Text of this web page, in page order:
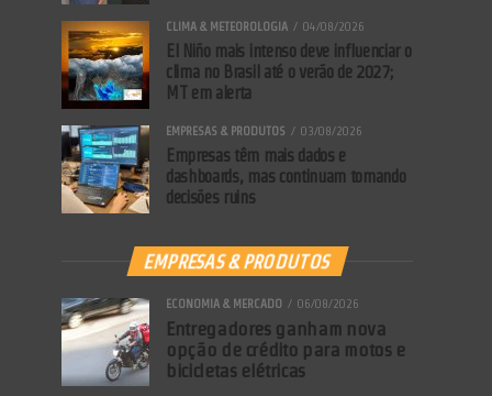
CLIMA & METEOROLOGIA 04/08/2026
El Niño mais intenso deve influenciar o
clima no Brasil até o verão de 2027;
MT em alerta
EMPRESAS & PRODUTOS 03/08/2026
Empresas têm mais dados e
dashboards, mas continuam tomando
decisões ruins
EMPRESAS & PRODUTOS
ECONOMIA & MERCADO 06/08/2026
Entregadores ganham nova
opção de crédito para motos e
bicicletas elétricas